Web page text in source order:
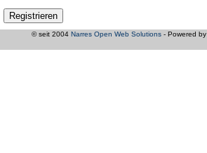
© seit 2004 Narres Open Web Solutions- Powered by